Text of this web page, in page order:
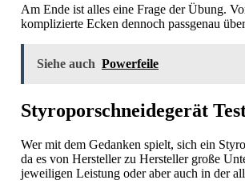
Am Ende ist alles eine Frage der Übung.
komplizierte Ecken dennoch passgenau
Siehe auch Powerfeile
Styroporschneidegerät
Wer mit dem Gedanken spielt, sich ein
da es von Hersteller zu Hersteller große
jeweiligen Leistung oder aber auch in der